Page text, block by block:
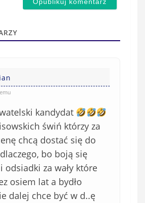
w
(
kandydat
świń którzy za
chcą dostać się do
bo boją się
odsiadki za wały które
osiem lat a bydło
dalej chce być w d..ę